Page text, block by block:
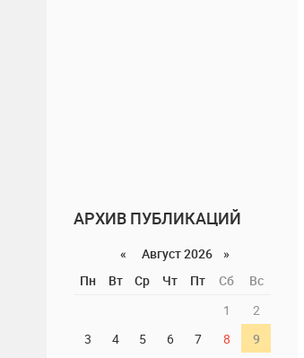
АРХИВ ПУБЛИКАЦИЙ
«
Август 2026 »
Пн
Вт Ср Чт Пт Сб
Вс
1
2
3
4 5 6 7 8
9